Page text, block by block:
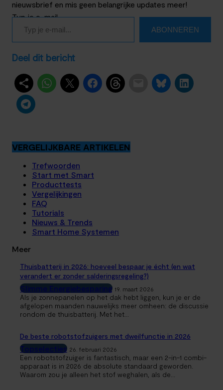
nieuwsbrief en mis geen belangrijke updates meer!
Typ je e-mail…
ABONNEREN
Deel dit bericht
VERGELIJKBARE ARTIKELEN
Trefwoorden
Start met Smart
Producttests
Vergelijkingen
FAQ
Tutorials
Nieuws & Trends
Smart Home Systemen
Meer
Thuisbatterij in 2026: hoeveel bespaar je écht (en wat
verandert er zonder salderingsregeling?)
Slimme Energiebesparing 19. maart 2026
Als je zonnepanelen op het dak hebt liggen, kun je er de
afgelopen maanden nauwelijks meer omheen: de discussie
rondom de thuisbatterij. Met het...
De beste robotstofzuigers met dweilfunctie in 2026
Topselecties 26. februari 2026
Een robotstofzuiger is fantastisch, maar een 2-in-1 combi-
apparaat is in 2026 de absolute standaard geworden.
Waarom zou je alleen het stof weghalen, als de...